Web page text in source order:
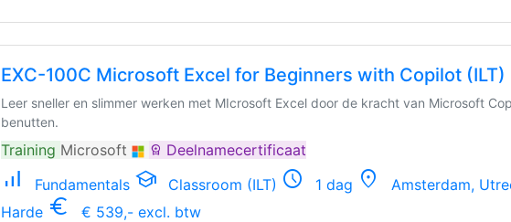
EXC-100C Microsoft Excel for Beginners with Copilot (ILT)
Leer sneller en slimmer werken met MIcrosoft Excel door de kracht van Microsoft
benutten.
Training Microsoft workspace_premium Deelnamecertificaat
signal_cellular_alt Fundamentals school Classroom (ILT) schedule 1 dag location_on
Amsterdam,
Harde euro_symbol € 539,- excl. btw